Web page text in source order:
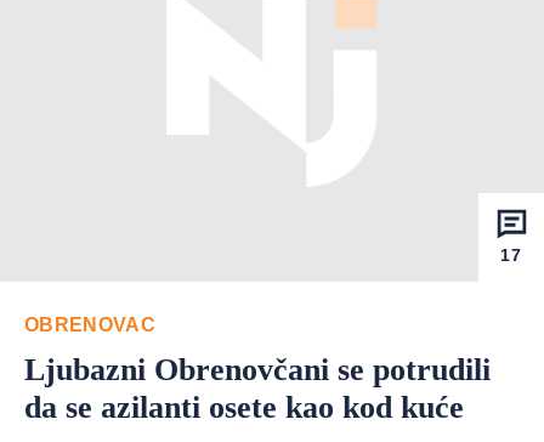
17
OBRENOVAC
Ljubazni Obrenovčani se potrudili
da se azilanti osete kao kod kuće